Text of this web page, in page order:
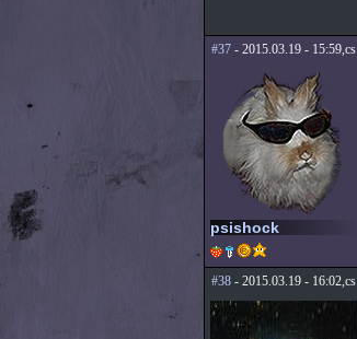
#37- 2015.03.19 - 15:59,cs
psishock
#38- 2015.03.19 - 16:02,cs